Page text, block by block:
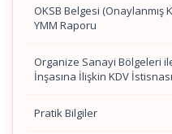
OKSB Belgesi (Onaylanmış
YMM Raporu
Organize Sanayi Bölgeleri
İnşasına İlişkin KDV İstisnası
Pratik Bilgiler